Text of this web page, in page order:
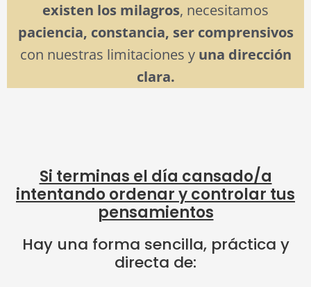
existen los milagros, necesitamos
paciencia, constancia, ser comprensivos
con nuestras limitaciones y una dirección
clara.
Si terminas el día cansado/a
intentando ordenar y controlar tus
pensamientos
Hay una forma sencilla, práctica y
directa de: